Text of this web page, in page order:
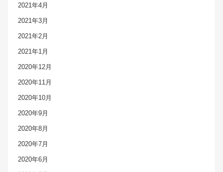
2021年4月
2021年3月
2021年2月
2021年1月
2020年12月
2020年11月
2020年10月
2020年9月
2020年8月
2020年7月
2020年6月